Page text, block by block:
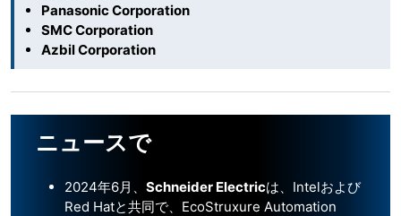
Panasonic Corporation
SMC Corporation
Azbil Corporation
ニュースで
2024年6月、 Schneider Electricは、Intelおよび
Red Hatと共同で、EcoStruxure Automation